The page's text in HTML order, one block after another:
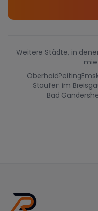
Weitere Städte, in
OberhaidPeiting
Staufen im
Bad